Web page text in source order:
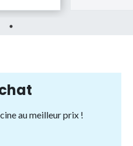
au meilleur prix !